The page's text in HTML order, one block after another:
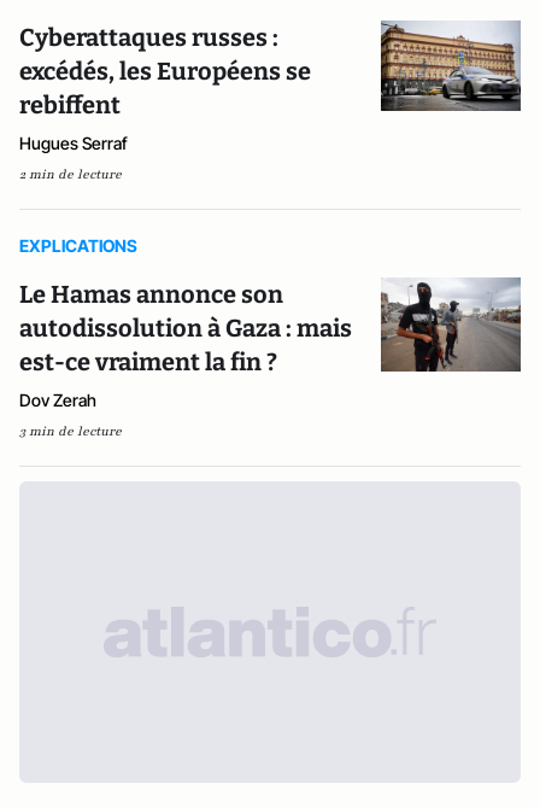
Cyberattaques russes :
excédés, les Européens se
rebiffent
Hugues Serraf
2 min de lecture
EXPLICATIONS
Le Hamas annonce son
autodissolution à Gaza : mais
est-ce vraiment la fin ?
Dov Zerah
3 min de lecture